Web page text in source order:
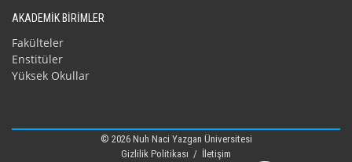
AKADEMİK BİRİMLER
Fakülteler
Enstitüler
Yüksek Okullar
© 2026 Nuh Naci Yazgan Üniversitesi
Gizlilik Politikası / İletişim